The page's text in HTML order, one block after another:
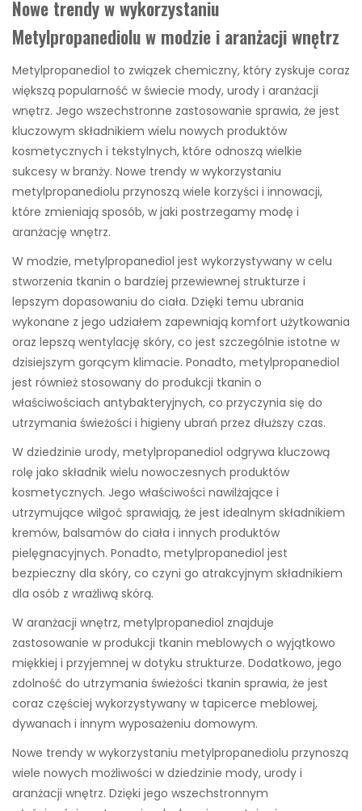
Nowe trendy w wykorzystaniu
Metylpropanediolu w modzie i aranżacji wnętrz
Metylpropanediol to związek chemiczny, który zyskuje coraz
większą popularność w świecie mody, urody i aranżacji
wnętrz. Jego wszechstronne zastosowanie sprawia, że jest
kluczowym składnikiem wielu nowych produktów
kosmetycznych i tekstylnych, które odnoszą wielkie
sukcesy w branży. Nowe trendy w wykorzystaniu
metylpropanediolu przynoszą wiele korzyści i innowacji,
które zmieniają sposób, w jaki postrzegamy modę i
aranżację wnętrz.
W modzie, metylpropanediol jest wykorzystywany w celu
stworzenia tkanin o bardziej przewiewnej strukturze i
lepszym dopasowaniu do ciała. Dzięki temu ubrania
wykonane z jego udziałem zapewniają komfort użytkowania
oraz lepszą wentylację skóry, co jest szczególnie istotne w
dzisiejszym gorącym klimacie. Ponadto, metylpropanediol
jest również stosowany do produkcji tkanin o
właściwościach antybakteryjnych, co przyczynia się do
utrzymania świeżości i higieny ubrań przez dłuższy czas.
W dziedzinie urody, metylpropanediol odgrywa kluczową
rolę jako składnik wielu nowoczesnych produktów
kosmetycznych. Jego właściwości nawilżające i
utrzymujące wilgoć sprawiają, że jest idealnym składnikiem
kremów, balsamów do ciała i innych produktów
pielęgnacyjnych. Ponadto, metylpropanediol jest
bezpieczny dla skóry, co czyni go atrakcyjnym składnikiem
dla osób z wrażliwą skórą.
W aranżacji wnętrz, metylpropanediol znajduje
zastosowanie w produkcji tkanin meblowych o wyjątkowo
miękkiej i przyjemnej w dotyku strukturze. Dodatkowo, jego
zdolność do utrzymania świeżości tkanin sprawia, że jest
coraz częściej wykorzystywany w tapicerce meblowej,
dywanach i innym wyposażeniu domowym.
Nowe trendy w wykorzystaniu metylpropanediolu przynoszą
wiele nowych możliwości w dziedzinie mody, urody i
aranżacji wnętrz. Dzięki jego wszechstronnym